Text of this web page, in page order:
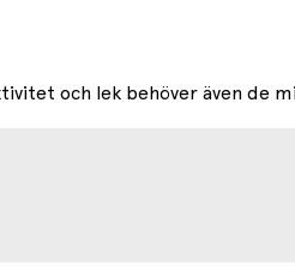
och lek behöver även de